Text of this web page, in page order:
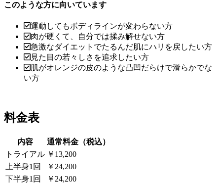
このような方に向いています
運動してもボディラインが変わらない方
肉が硬くて、自分では揉み解せない方
急激なダイエットでたるんだ肌にハリを戻したい方
見た目の若々しさを追求したい方
肌がオレンジの皮のような凸凹だらけで滑らかでな
い方
料金表
内容
通常料金（税込）
トライアル ￥13,200
上半身1回
￥24,200
下半身1回
￥24,200